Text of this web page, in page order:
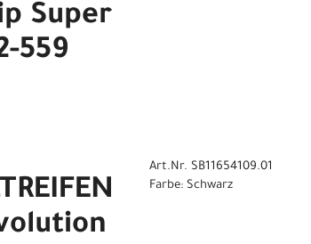
Super
559
Art.Nr. SB11654109.01
Farbe: Schwarz